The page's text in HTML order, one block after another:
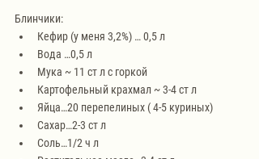
Блинчики:
Кефир (у меня 3,2%) … 0,5 л
Вода …0,5 л
Мука ~ 11 ст л с горкой
Картофельный крахмал ~ 3-4 ст л
Яйца…20 перепелиных ( 4-5 куриных)
Сахар…2-3 ст л
Соль…1/2 ч л